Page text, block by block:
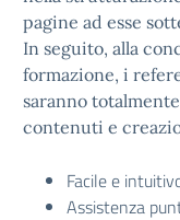
pagine ad esse
In seguito, alla
formazione, i
saranno
contenuti e
Facile e
Assistenza